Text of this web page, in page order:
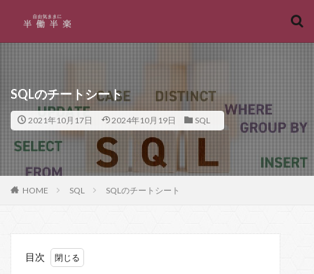
SQLのチートシート
2021年10月17日 2024年10月19日 SQL
HOME SQL SQLのチートシート
目次
カテゴリー
タグ
Access パラメータ
プロパティ
プログラミング
フロー フリー
フォルダ
ファイルの列挙
ファイル
ノーコード
データの取得と変換 チート
セル
シート